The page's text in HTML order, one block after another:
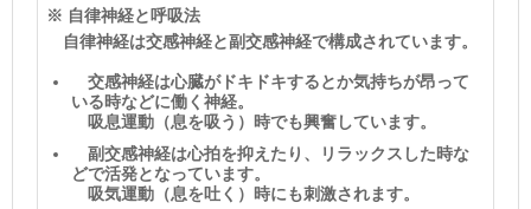
※ 自律神経と呼吸法
自律神経は交感神経と副交感神経で構成されています。
交感神経は心臓がドキドキするとか気持ちが昂って
いる時などに働く神経。
吸息運動（息を吸う）時でも興奮しています。
副交感神経は心拍を抑えたり、リラックスした時な
どで活発となっています。
吸気運動（息を吐く）時にも刺激されます。